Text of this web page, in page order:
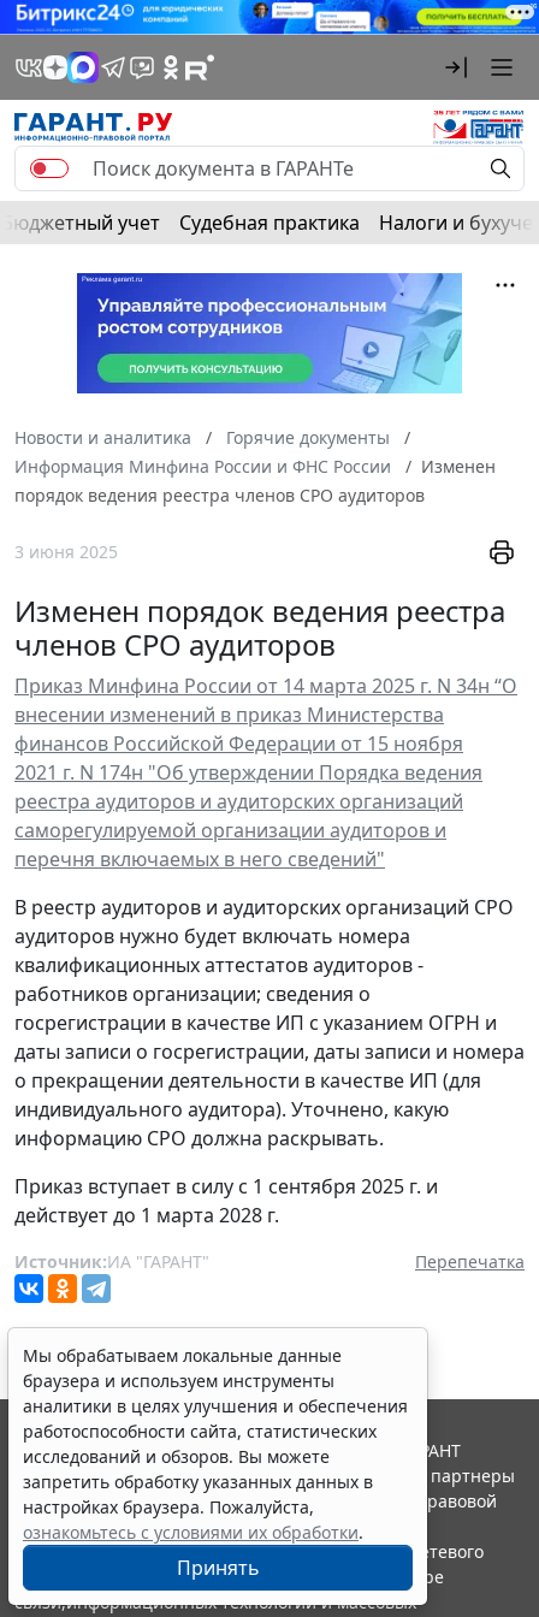
Бюджетный учет Судебная практика Налоги и
Новости и аналитика
Горячие документы
Информация Минфина России и ФНС России
Изменен
порядок ведения реестра членов СРО аудиторов
3 июня 2025
Изменен порядок ведения реестра
членов СРО аудиторов
Приказ Минфина России от 14 марта 2025 г. N 34н “О
внесении изменений в приказ Министерства
финансов Российской Федерации от 15 ноября
2021 г. N 174н "Об утверждении Порядка ведения
реестра аудиторов и аудиторских организаций
саморегулируемой организации аудиторов и
перечня включаемых в него сведений"
В реестр аудиторов и аудиторских организаций СРО
аудиторов нужно будет включать номера
квалификационных аттестатов аудиторов -
работников организации; сведения о
госрегистрации в качестве ИП с указанием ОГРН и
даты записи о госрегистрации, даты записи и номера
о прекращении деятельности в качестве ИП (для
индивидуального аудитора). Уточнено, какую
информацию СРО должна раскрывать.
Приказ вступает в силу с 1 сентября 2025 г. и
действует до 1 марта 2028 г.
Источник:ИА "ГАРАНТ" Перепечатка
Мы обрабатываем локальные данные
браузера и используем инструменты
аналитики в целях улучшения и обеспечения
работоспособности сайта, статистических
исследований и обзоров. Вы можете
запретить обработку указанных данных в
настройках браузера. Пожалуйста,
ознакомьтесь с условиями их обработки.
Принять
© ООО "НПП "ГАРАНТ-СЕРВИС", 2026. Система ГАРАНТ
выпускается с 1990 года. Компания "Гарант" и ее партнеры
являются участниками Российской ассоциации правовой
информации ГАРАНТ.
Портал ГАРАНТ.РУ зарегистрирован в качестве сетевого
издания Федеральной службой по надзору в сфере
связи,информационных технологий и массовых